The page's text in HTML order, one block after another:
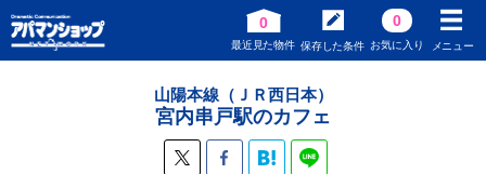
0
最近見た物件 保存した条件
0
お気に入り メニュー
山陽本線（ＪＲ西日本）
宮内串戸駅のカフェ